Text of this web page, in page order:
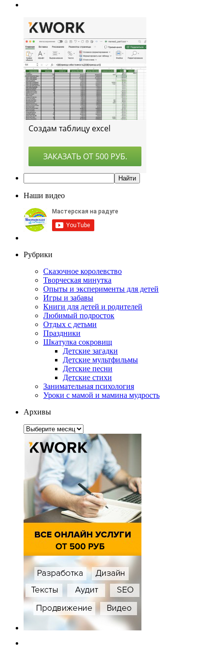
Наши видео
Рубрики
Сказочное королевство
Творческая минутка
Опыты и эксперименты для детей
Игры и забавы
Книги для детей и родителей
Любимый подросток
Отдых с детьми
Праздники
Шкатулка сокровищ
Детские загадки
Детские мультфильмы
Детские песни
Детские стихи
Занимательная психология
Уроки с мамой и мамина мудрость
Архивы
Архивы